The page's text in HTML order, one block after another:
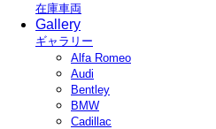
在庫車両
Gallery
ギャラリー
Alfa Romeo
Audi
Bentley
BMW
Cadillac